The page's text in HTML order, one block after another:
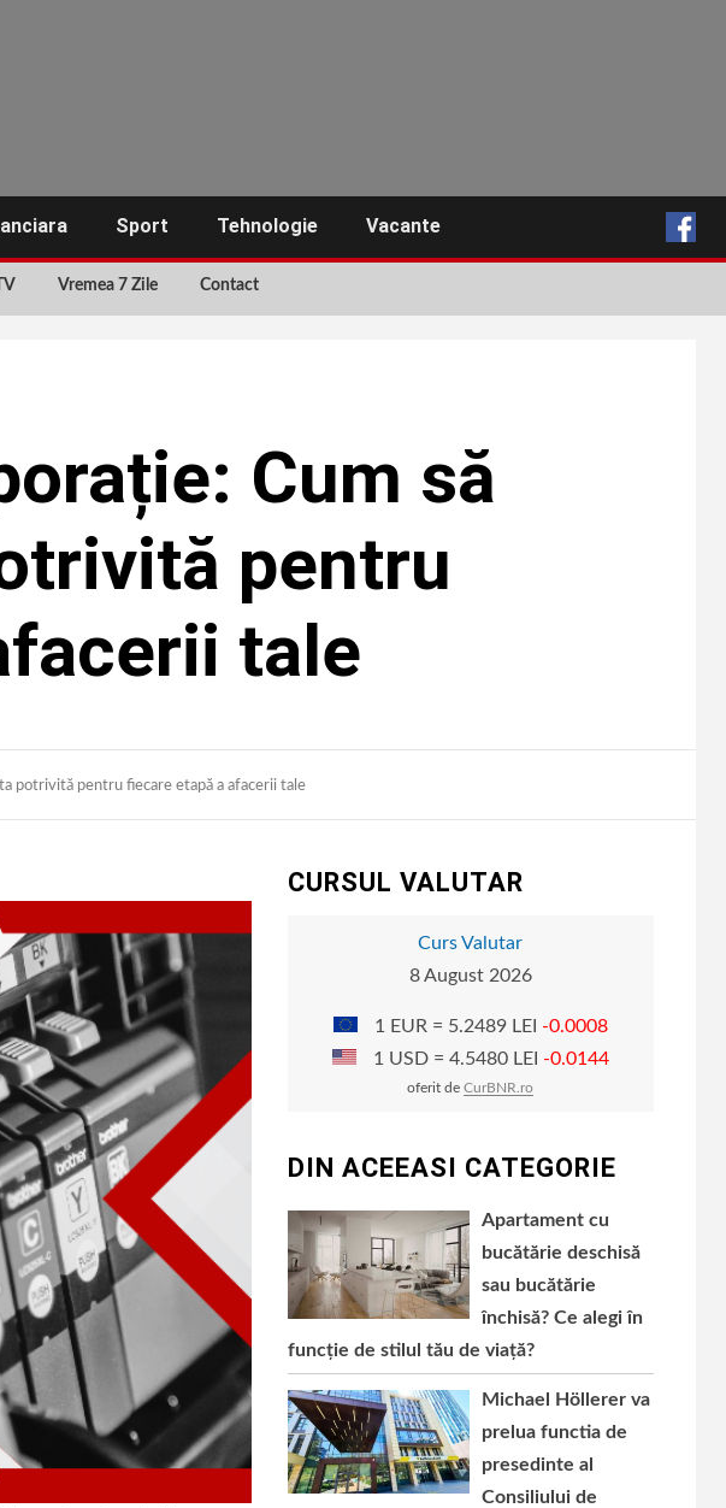
Sport Tehnologie Vacante
Vremea 7 Zile Contact
Cum să
pentru
tale
potrivită pentru fiecare etapă a afacerii tale
CURSUL VALUTAR
Curs Valutar
8 August 2026
1 EUR = 5.2489 LEI -0.0008
1 USD = 4.5480 LEI -0.0144
oferit deCurBNR.ro
DIN ACEEASI CATEGORIE
Apartament cu
bucătărie deschisă
sau bucătărie
închisă? Ce alegi în
funcție de stilul tău de viață?
Michael Höllerer va
prelua functia de
presedinte al
Consiliului de